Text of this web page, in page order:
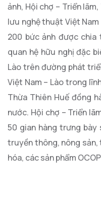
ảnh, Hội chợ – Triển
lưu nghệ thuật Việt
200 bức ảnh được chia
quan hệ hữu nghị đặc
Lào trên đường phát
Việt Nam – Lào trong
Thừa Thiên Huế đồng
nước. Hội chợ – Triển
50 gian hàng trưng bày
truyền thông, nông sản,
hóa, các sản phẩm